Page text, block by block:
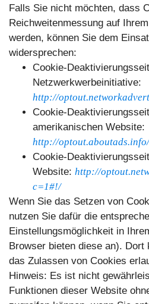
Falls Sie nicht möchten, dass
Reichweitenmessung auf
werden, können Sie dem
widersprechen:
Cookie-
Netzwerkwerbeinitiative:
http://
Cookie-
amerikanischen Website:
http://
Cookie-
Website: http://
c=1#!/
Wenn Sie das Setzen von
nutzen Sie dafür die
Einstellungsmöglichkeit in
Browser bieten diese an). Dort
das Zulassen von Cookies
Hinweis: Es ist nicht
Funktionen dieser Website